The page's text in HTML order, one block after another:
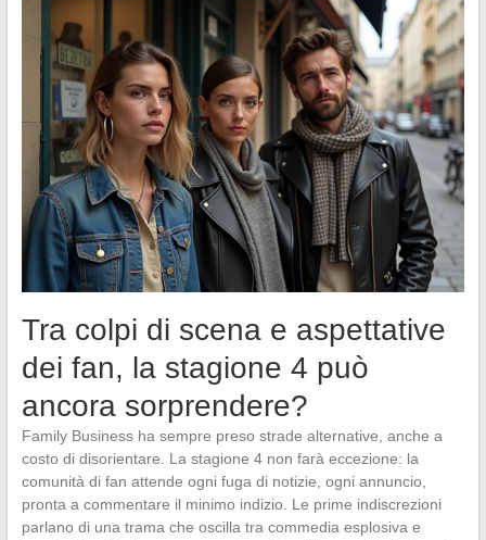
Tra colpi di scena e aspettative
dei fan, la stagione 4 può
ancora sorprendere?
Family Business ha sempre preso strade alternative, anche a
costo di disorientare. La stagione 4 non farà eccezione: la
comunità di fan attende ogni fuga di notizie, ogni annuncio,
pronta a commentare il minimo indizio. Le prime indiscrezioni
parlano di una trama che oscilla tra commedia esplosiva e